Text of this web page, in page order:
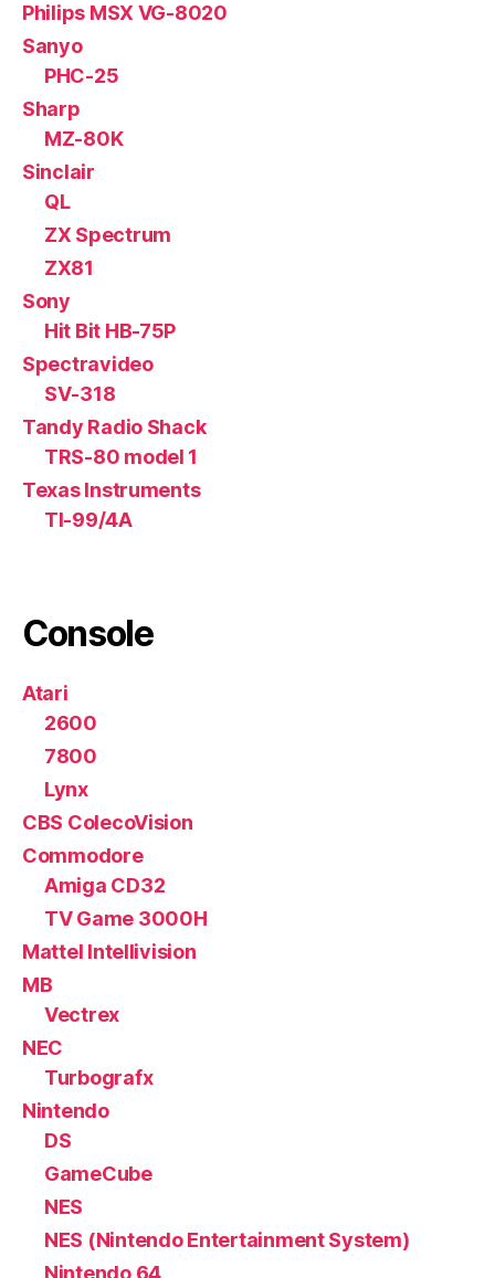
Philips MSX VG-8020
Sanyo
PHC-25
Sharp
MZ-80K
Sinclair
QL
ZX Spectrum
ZX81
Sony
Hit Bit HB-75P
Spectravideo
SV-318
Tandy Radio Shack
TRS-80 model 1
Texas Instruments
TI-99/4A
Console
Atari
2600
7800
Lynx
CBS ColecoVision
Commodore
Amiga CD32
TV Game 3000H
Mattel Intellivision
MB
Vectrex
NEC
Turbografx
Nintendo
DS
GameCube
NES
NES (Nintendo Entertainment System)
Nintendo 64